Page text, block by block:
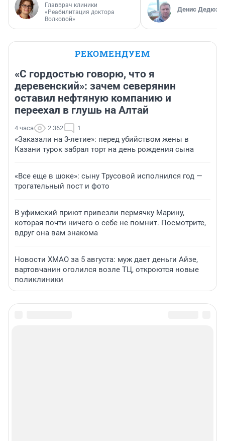
Главврач клиники
«Реабилитация доктора
Волковой»
Денис
РЕКОМЕНДУЕМ
«С гордостью говорю, что я
деревенский»: зачем северянин
оставил нефтяную компанию и
переехал в глушь на Алтай
4 часа 2 362 1
«Заказали на 3-летие»: перед убийством жены в
Казани турок забрал торт на день рождения сына
«Все еще в шоке»: сыну Трусовой исполнился год —
трогательный пост и фото
В уфимский приют привезли пермячку Марину,
которая почти ничего о себе не помнит. Посмотрите,
вдруг она вам знакома
Новости ХМАО за 5 августа: муж дает деньги Айзе,
вартовчанин оголился возле ТЦ, откроются новые
поликлиники